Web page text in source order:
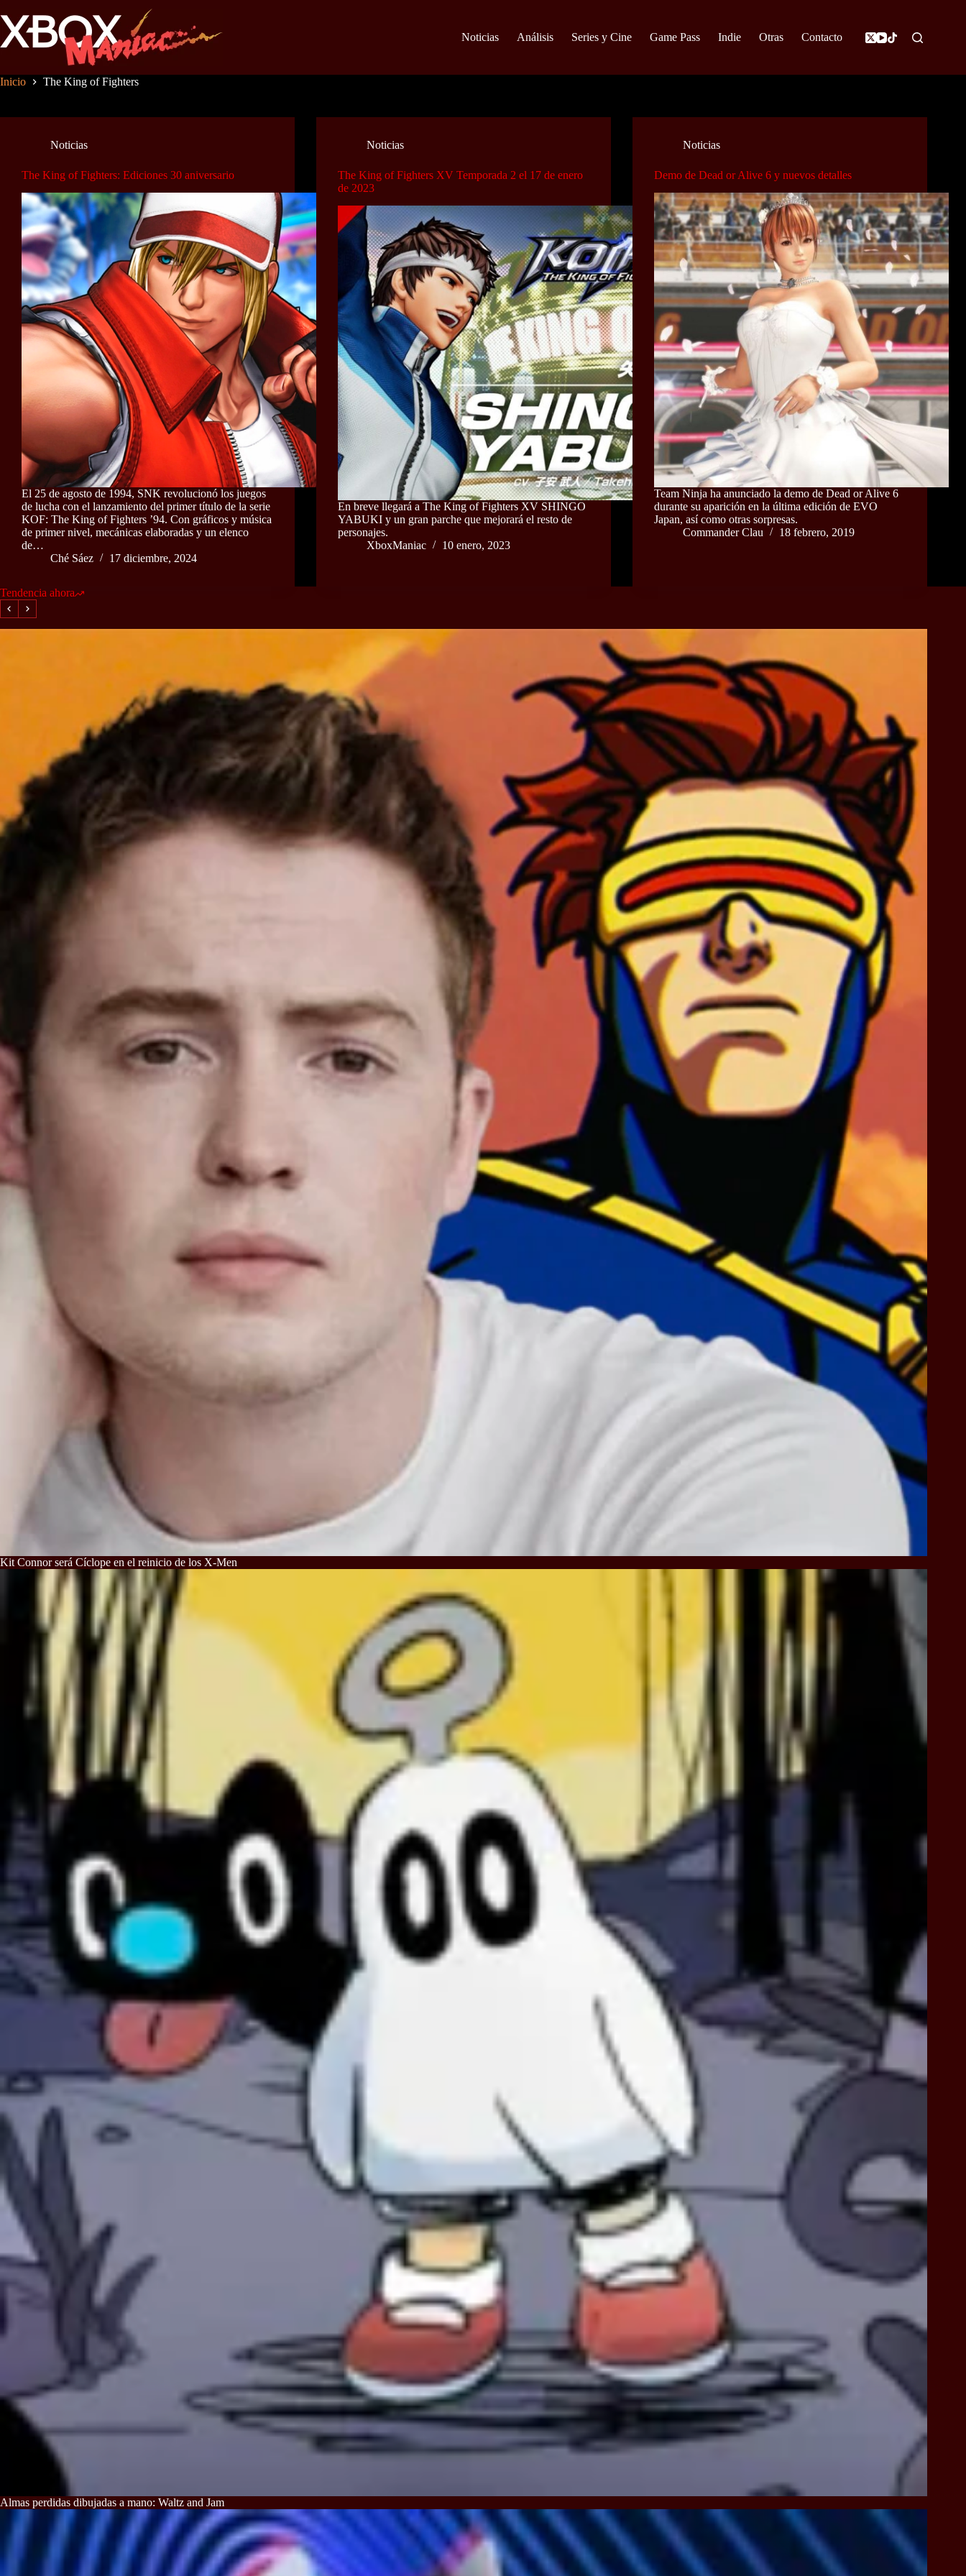
al
contenido
Noticias Análisis Series y Cine Game Pass Indie Otras Contacto
Inicio The King of Fighters
Noticias
The King of Fighters: Ediciones 30 aniversario
El 25 de agosto de 1994, SNK revolucionó los juegos
de lucha con el lanzamiento del primer título de la serie
KOF: The King of Fighters ’94. Con gráficos y música
de primer nivel, mecánicas elaboradas y un elenco
de…
Ché Sáez
17 diciembre, 2024
Noticias
The King of Fighters XV Temporada 2 el 17 de enero
de 2023
En breve llegará a The King of Fighters XV SHINGO
YABUKI y un gran parche que mejorará el resto de
personajes.
XboxManiac
10 enero, 2023
Noticias
Demo de Dead or Alive 6 y nuevos detalles
Team Ninja ha anunciado la demo de Dead or Alive 6
durante su aparición en la última edición de EVO
Japan, así como otras sorpresas.
Commander Clau
18 febrero, 2019
Tendencia ahora
Kit Connor será Cíclope en el reinicio de los X-Men
Almas perdidas dibujadas a mano: Waltz and Jam